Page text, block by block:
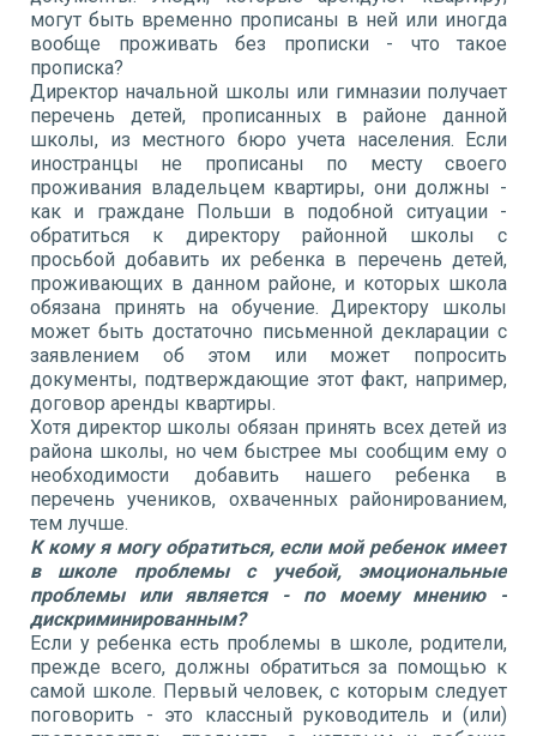
могут быть временно прописаны в ней или иногда
вообще проживать без прописки - что такое
прописка?
Директор начальной школы или гимназии получает
перечень детей, прописанных в районе данной
школы, из местного бюро учета населения. Если
иностранцы не прописаны по месту своего
проживания владельцем квартиры, они должны -
как и граждане Польши в подобной ситуации -
обратиться к директору районной школы с
просьбой добавить их ребенка в перечень детей,
проживающих в данном районе, и которых школа
обязана принять на обучение. Директору школы
может быть достаточно письменной декларации с
заявлением об этом или может попросить
документы, подтверждающие этот факт, например,
договор аренды квартиры.
Хотя директор школы обязан принять всех детей из
района школы, но чем быстрее мы сообщим ему о
необходимости добавить нашего ребенка в
перечень учеников, охваченных районированием,
тем лучше.
К кому я могу обратиться, если мой ребенок имеет
в школе проблемы с учебой, эмоциональные
проблемы или является - по моему мнению -
дискриминированным?
Если у ребенка есть проблемы в школе, родители,
прежде всего, должны обратиться за помощью к
самой школе. Первый человек, с которым следует
поговорить - это классный руководитель и (или)